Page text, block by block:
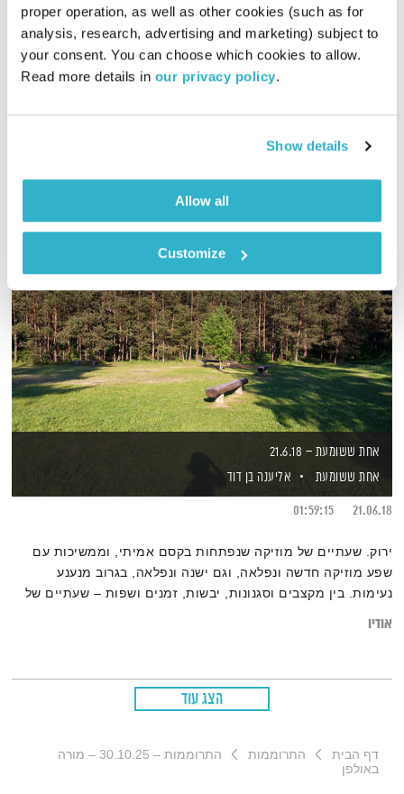
proper operation, as well as other cookies (such as for
analysis, research, advertising and marketing) subject to
your consent. You can choose which cookies to allow.
Read more details in our privacy policy.
Show details
Allow all
Customize
התעוררות
גליה גלעדי
28.08.22
01:28:02
גליה גלעדי מזמינה אתכם להתעורר יחדיו בכל בוקר, עם מוזיקה
אחת ששומעת – 21.6.18
אחת ששומעת
אליענה בן דוד
21.06.18
01:59:15
ירוק. שעתיים של מוזיקה שנפתחות בקסם אמיתי, וממשיכות עם
שפע מוזיקה חדשה ונפלאה, וגם ישנה ונפלאה, בגרוב מנענע
נעימות. בין מקצבים וסגנונות, יבשות, זמנים ושפות – שעתיים של
אודיו
הצג עוד
דף הבית התרוממות
התרוממות – 30.10.25 – מורה
באולפן